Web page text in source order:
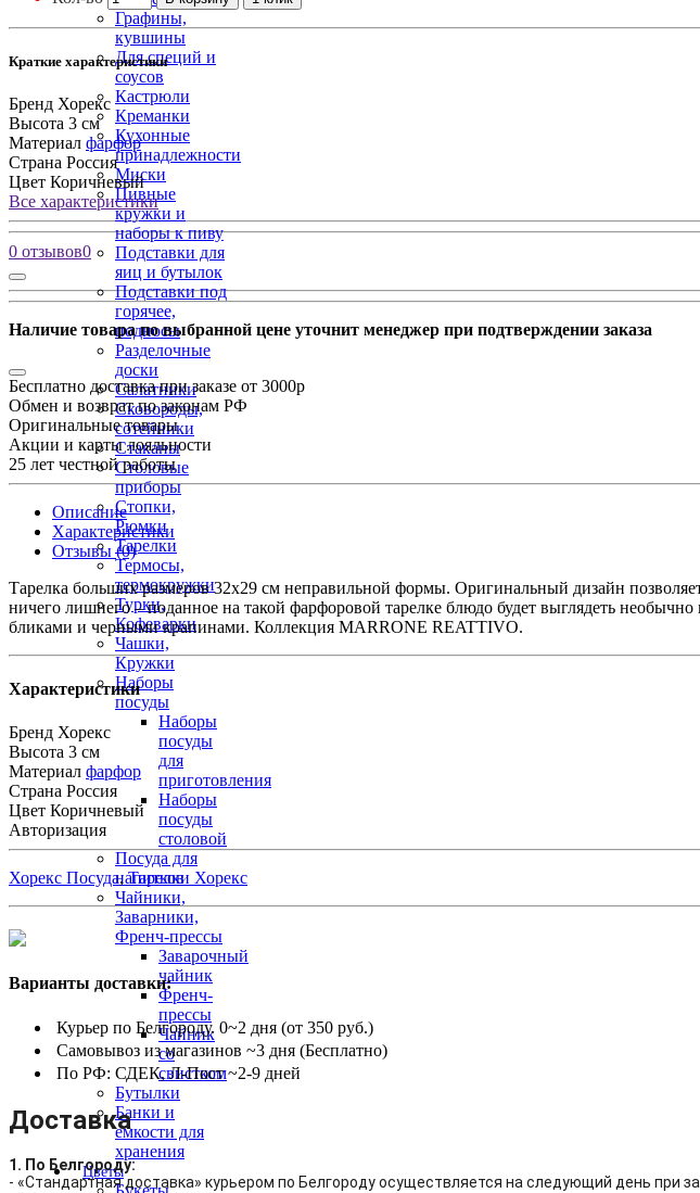
Графины,
кувшины
Для специй и
соусов
Кастрюли
Креманки
Кухонные
принадлежности
Миски
Пивные
кружки и
наборы к пиву
Подставки для
яиц и бутылок
Подставки под
горячее,
подносы
Разделочные
доски
Салатники
Сковороды,
сотейники
Стаканы
Столовые
приборы
Стопки,
Рюмки
Тарелки
Термосы,
термокружки
Турки,
Кофеварки
Чашки,
Кружки
Наборы
посуды
Наборы
посуды
для
приготовления
Наборы
посуды
столовой
Посуда для
напитков
Чайники,
Заварники,
Френч-прессы
Заварочный
чайник
Френч-
прессы
Чайник
со
свистком
Бутылки
Банки и
емкости для
хранения
Цветы
Краткие характеристики
Бренд Хорекс
Высота 3 см
Материал фарфор
Страна Россия
Цвет Коричневый
Все характеристики
0 отзывов0
Наличие товара по выбранной цене уточнит менеджер при подтверждении заказа
Бесплатно доставка при заказе от 3000р
Обмен и возврат по законам РФ
Оригинальные товары
Акции и карты лояльности
25 лет честной работы
Описание
Характеристики
Отзывы (0)
Тарелка больших размеров 32х29 см неправильной формы. Оригинальный дизайн
ничего лишнего – поданное на такой фарфоровой тарелке блюдо будет выглядеть
бликами и черными крапинами. Коллекция MARRONE REATTIVO.
Характеристики
Бренд Хорекс
Высота 3 см
Материал фарфор
Страна Россия
Цвет Коричневый
Авторизация
Хорекс Посуда,Тарелки Хорекс
Варианты доставки:
Курьер по Белгороду. 0~2 дня (от 350 руб.)
Самовывоз из магазинов ~3 дня (Бесплатно)
По РФ: СДЕК, Л-Пост ~2-9 дней
Доставка
1. По Белгороду:
- «Стандартная доставка» курьером по Белгороду осуществляется на следующий день при